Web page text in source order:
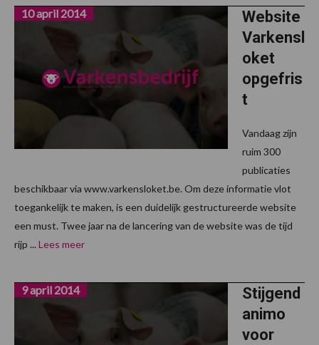
Website
Varkensl
oket
opgefris
t
10 april 2014
Vandaag zijn
ruim 300
publicaties
beschikbaar via www.varkensloket.be. Om deze informatie vlot
toegankelijk te maken, is een duidelijk gestructureerde website
een must. Twee jaar na de lancering van de website was de tijd
rijp ... Lees meer
Stijgend
animo
voor
9 april 2014